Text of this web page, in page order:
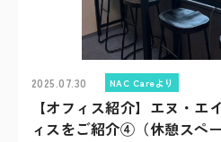
2025.07.30 NAC Careより
【オフィス紹介】エヌ・エ
ィスをご紹介④（休憩スペー